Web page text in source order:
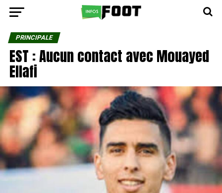
PRINCIPALE
EST : Aucun contact avec Mouayed
Ellafi